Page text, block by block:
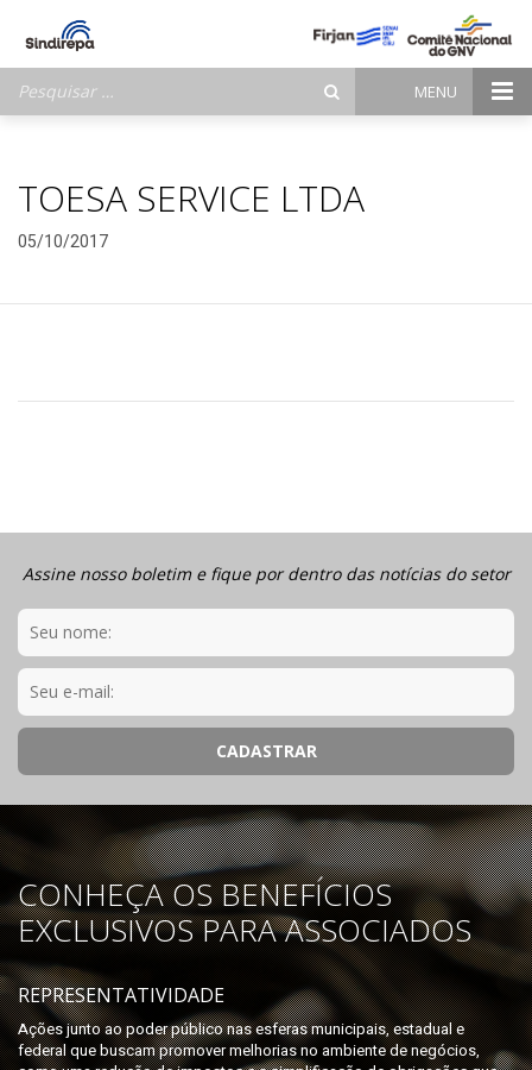
por:
MENU
TOESA SERVICE LTDA
05/10/2017
Assine nosso boletim e fique por dentro das notícias do setor
CONHEÇA OS BENEFÍCIOS
EXCLUSIVOS PARA ASSOCIADOS
REPRESENTATIVIDADE
Ações junto ao poder público nas esferas municipais, estadual e
federal que buscam promover melhorias no ambiente de negócios,